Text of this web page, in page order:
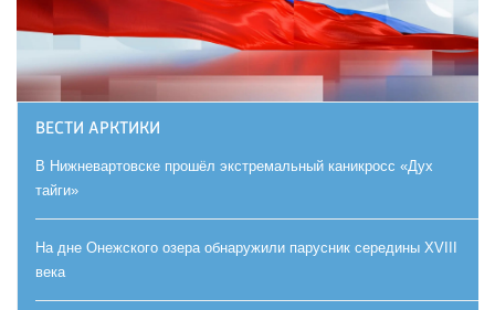
ВЕСТИ АРКТИКИ
В Нижневартовске прошёл экстремальный каникросс «Дух
тайги»
На дне Онежского озера обнаружили парусник середины XVIII
века